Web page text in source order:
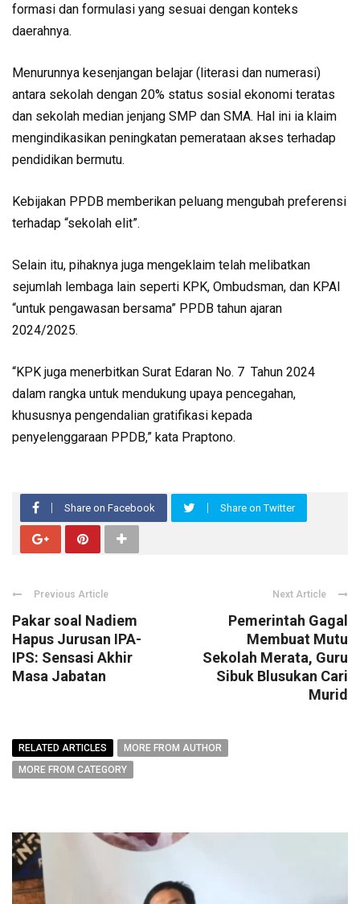
formasi dan formulasi yang sesuai dengan konteks
daerahnya.
Menurunnya kesenjangan belajar (literasi dan numerasi)
antara sekolah dengan 20% status sosial ekonomi teratas
dan sekolah median jenjang SMP dan SMA. Hal ini ia klaim
mengindikasikan peningkatan pemerataan akses terhadap
pendidikan bermutu.
Kebijakan PPDB memberikan peluang mengubah preferensi
terhadap “sekolah elit”.
Selain itu, pihaknya juga mengeklaim telah melibatkan
sejumlah lembaga lain seperti KPK, Ombudsman, dan KPAI
“untuk pengawasan bersama” PPDB tahun ajaran
2024/2025.
“KPK juga menerbitkan Surat Edaran No. 7 Tahun 2024
dalam rangka untuk mendukung upaya pencegahan,
khususnya pengendalian gratifikasi kepada
penyelenggaraan PPDB,” kata Praptono.
Share on Facebook Share on Twitter
Previous Article
Pakar soal Nadiem
Hapus Jurusan IPA-
IPS: Sensasi Akhir
Masa Jabatan
Next Article
Pemerintah Gagal
Membuat Mutu
Sekolah Merata, Guru
Sibuk Blusukan Cari
Murid
RELATED ARTICLES
MORE FROM AUTHOR
MORE FROM CATEGORY